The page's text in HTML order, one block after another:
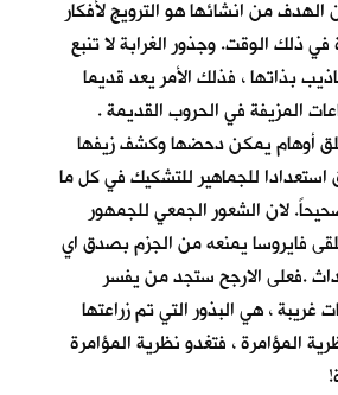
الهدف من انشائها هو الترويج لأفكار
ذلك الوقت. وجذور الغرابة لا تنبع
بذاتها ، فذلك الأمر يعد قديما
المزيفة في الحروب القديمة .
أوهام يمكن دحضها وكشف زيفها
للجماهير للتشكيك في كل ما
لان الشعور الجمعي للجمهور
فايروسا يمنعه من الجزم بصدق اي
.فعلى الارجح ستجد من يفسر
غريبة ، هي البذور التي تم زراعتها
المؤامرة ، فتغدو نظرية المؤامرة